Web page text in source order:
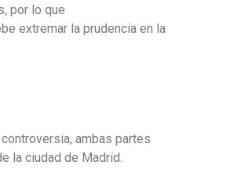
por lo que
extremar la prudencia en la
ambas partes
la ciudad de Madrid.